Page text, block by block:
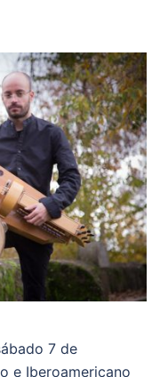
7 de
e Iberoamericano